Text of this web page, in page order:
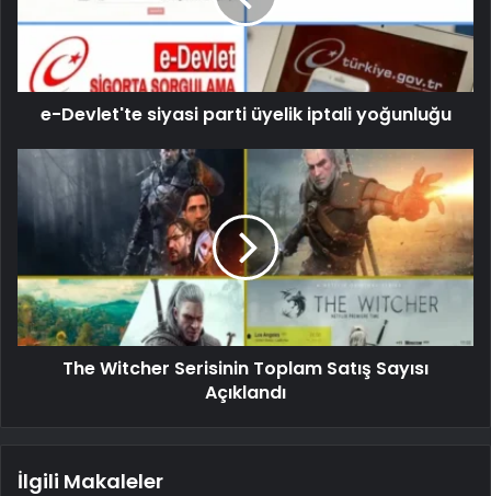
e-Devlet'te siyasi parti üyelik iptali yoğunluğu
The Witcher Serisinin Toplam Satış Sayısı
Açıklandı
İlgili Makaleler